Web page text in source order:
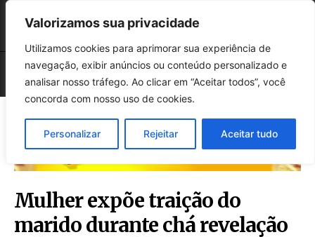
Valorizamos sua privacidade
Utilizamos cookies para aprimorar sua experiência de
navegação, exibir anúncios ou conteúdo personalizado e
analisar nosso tráfego. Ao clicar em “Aceitar todos”, você
concorda com nosso uso de cookies.
Personalizar Rejeitar Aceitar tudo
Mulher expõe traição do
marido durante chá revelação